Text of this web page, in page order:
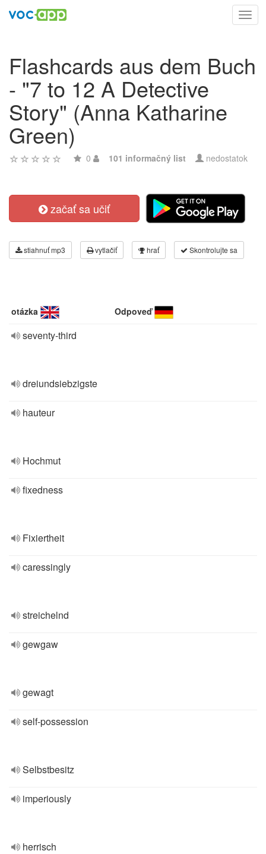
Flashcards aus dem Buch
- "7 to 12 A Detective
Story" (Anna Katharine
Green)
0 101 informačný list nedostatok
začať sa učiť
stiahnuť mp3 vytlačiť hrať Skontrolujte sa
otázka Odpoveď
seventy-third
dreiundsiebzigste
hauteur
Hochmut
fixedness
Fixiertheit
caressingly
streichelnd
gewgaw
gewagt
self-possession
Selbstbesitz
imperiously
herrisch